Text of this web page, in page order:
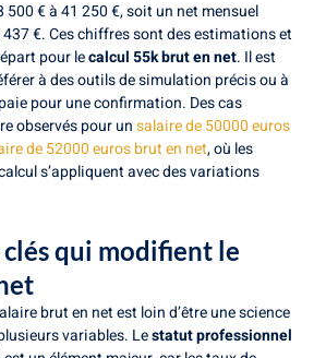
500 € à 41 250 €, soit un net mensuel
437 €. Ces chiffres sont des estimations et
pour lecalcul 55k brut en net. Il est
à des outils de simulation précis ou à
pour une confirmation. Des cas
observés pour unsalaire de 50000 euros
de 52000 euros brut en net, où les
s’appliquent avec des variations
clés qui modifient le
brut en net est loin d’être une science
variables. Lestatut professionnel